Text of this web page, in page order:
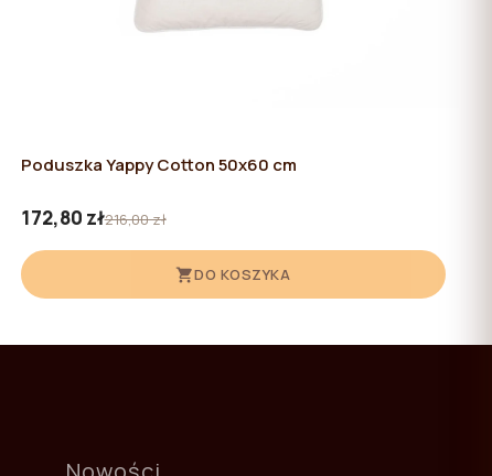
Poduszka Yappy Cotton 50x60 cm
172,80 zł216,00 zł
DO KOSZYKA